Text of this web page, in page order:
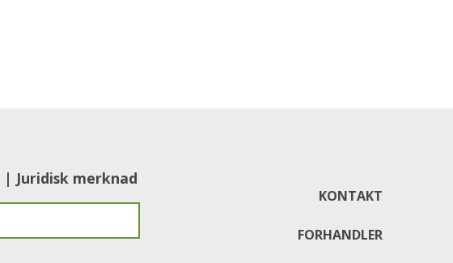
​​​​​​​ | Juridisk merknad
KONTAKT
FORHANDLER